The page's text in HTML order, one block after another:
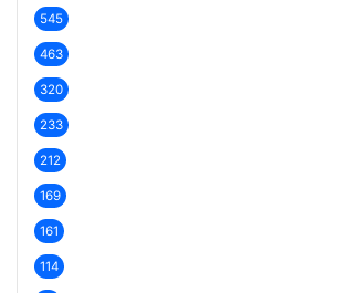
545
463
320
233
212
169
161
114